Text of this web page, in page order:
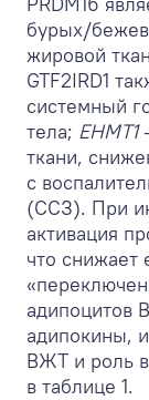
бурых/
жировой
GTF2IRD1
системный
тела; EHMT1
ткани,
с
(ССЗ). При
активация
что снижает
адипоцитов
адипокины,
ВЖТ и роль
в таблице 1.